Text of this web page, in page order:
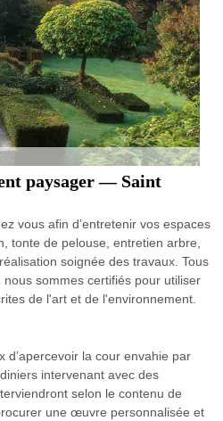
paysager — Saint
vous afin d’entretenir vos espaces
tonte de pelouse, entretien arbre,
soignée des travaux. Tous
sommes certifiés pour utiliser
de l'art et de l'environnement.
la cour envahie par
intervenant avec des
selon le contenu de
une œuvre personnalisée et